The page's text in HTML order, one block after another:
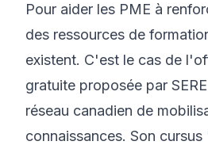
Pour aider les PME à
des ressources de
existent. C'est le cas de
gratuite proposée par
réseau canadien de
connaissances. Son